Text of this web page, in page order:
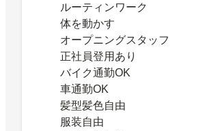
ルーティンワーク
体を動かす
オープニングスタッフ
正社員登用あり
バイク通勤OK
車通勤OK
髪型髪色自由
服装自由